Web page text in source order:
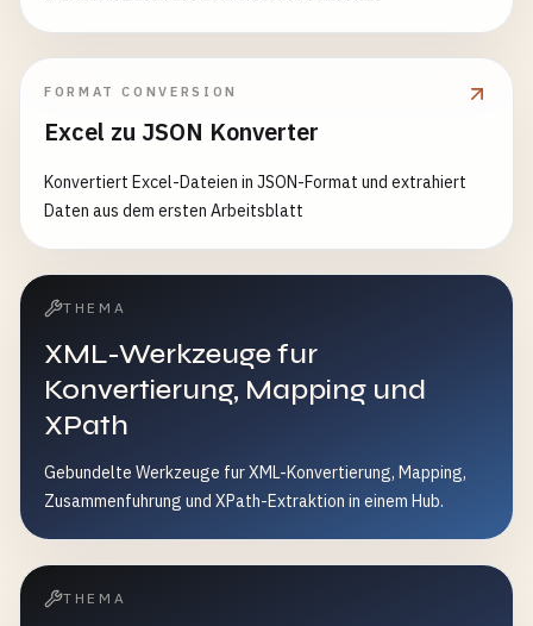
FORMAT CONVERSION
Excel zu JSON Konverter
Konvertiert Excel-Dateien in JSON-Format und extrahiert
Daten aus dem ersten Arbeitsblatt
THEMA
XML-Werkzeuge fur
Konvertierung, Mapping und
XPath
Gebundelte Werkzeuge fur XML-Konvertierung, Mapping,
Zusammenfuhrung und XPath-Extraktion in einem Hub.
THEMA